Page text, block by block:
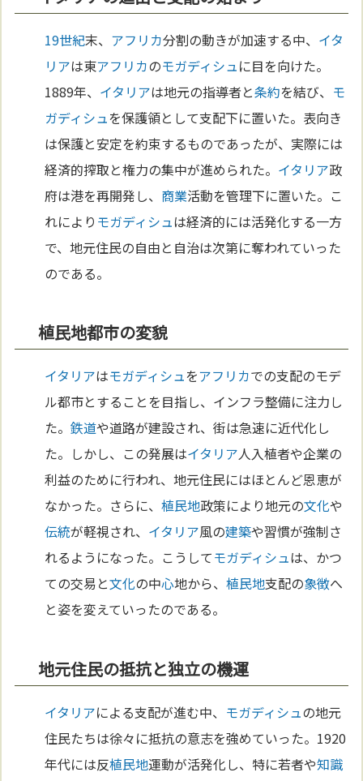
19世紀末、 アフリカ分割の動きが加速する中、 イタ
リアは東アフリカのモガディシュに目を向けた。
1889年、 イタリアは地元の指導者と条約を結び、 モ
ガディシュを保護領として支配下に置いた。表向き
は保護と安定を約束するものであったが、実際には
経済的搾取と権力の集中が進められた。 イタリア政
府は港を再開発し、 商業活動を管理下に置いた。こ
れにより モガディシュは経済的には活発化する一方
で、地元住民の自由と自治は次第に奪われていった
のである。
植民地都市の変貌
イタリアはモガディシュをアフリカでの支配のモデ
ル都市とすることを目指し、インフラ整備に注力し
た。鉄道や道路が建設され、街は急速に近代化し
た。しかし、この発展はイタリア人入植者や企業の
利益のために行われ、地元住民にはほとんど恩恵が
なかった。さらに、植民地政策により地元の文化や
伝統が軽視され、 イタリア風の建築や習慣が強制さ
れるようになった。こうしてモガディシュは、かつ
ての交易と文化の中心地から、植民地支配の象徴へ
と姿を変えていったのである。
地元住民の抵抗と独立の機運
イタリアによる支配が進む中、 モガディシュの地元
住民たちは徐々に抵抗の意志を強めていった。1920
年代には反植民地運動が活発化し、特に若者や知識